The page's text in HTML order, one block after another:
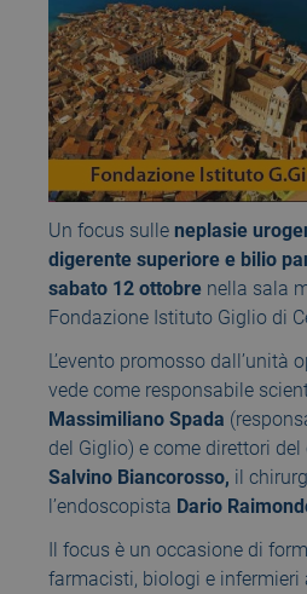
Un focus sulle neplasie
digerente superiore e bilio
sabato 12 ottobre nella sala
Fondazione Istituto Giglio di
L’evento promosso dall’unità
vede come responsabile
Massimiliano Spada
del Giglio) e come direttori del
Salvino Biancorosso, il
l’endoscopista Dario
Il focus è un occasione di
farmacisti, biologi e infermieri